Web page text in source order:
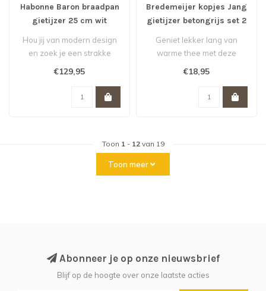
Habonne Baron braadpan
gietijzer 25 cm wit
Hou jij van modern design
en zoek je een strakke
€129,95
Bredemeijer kopjes Jang
gietijzer betongrijs set 2
Geniet lekker lang van
warme thee met deze
€18,95
Toon 1 - 12van 19
Toon meer
Abonneer je op onze nieuwsbrief
Blijf op de hoogte over onze laatste acties